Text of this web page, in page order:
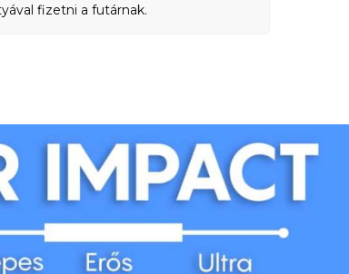
fizetni a futárnak.